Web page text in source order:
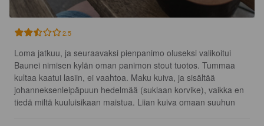
2.5
Loma jatkuu, ja seuraavaksi pienpanimo oluseksi valikoitui
Baunei nimisen kylän oman panimon stout tuotos. Tummaa
kultaa kaatui lasiin, ei vaahtoa. Maku kuiva, ja sisältää
johanneksenleipäpuun hedelmää (suklaan korvike), vaikka en
tiedä miltä kuuluisikaan maistua. Liian kuiva omaan suuhun